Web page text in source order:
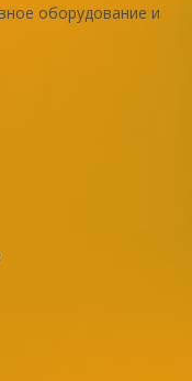
оборудование и